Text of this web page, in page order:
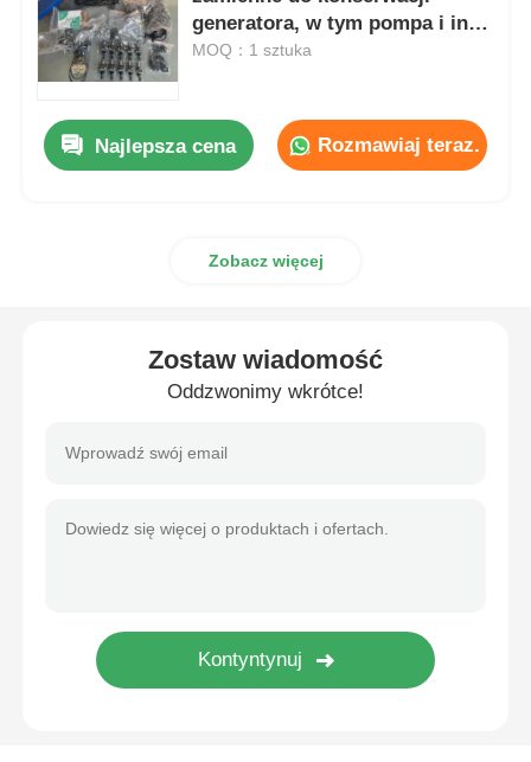
agregat prądotwórczy diesla
zestaw generatorów benzynowych
zestaw generatorów przemysłowych
Generator do użytku domowego
generatora, w tym pompa i inne
istotne komponenty dla
MOQ：1 sztuka
Najlepsza cena Rozmawiaj teraz.
Zobacz więcej
Zostaw wiadomość
Oddzwonimy wkrótce!